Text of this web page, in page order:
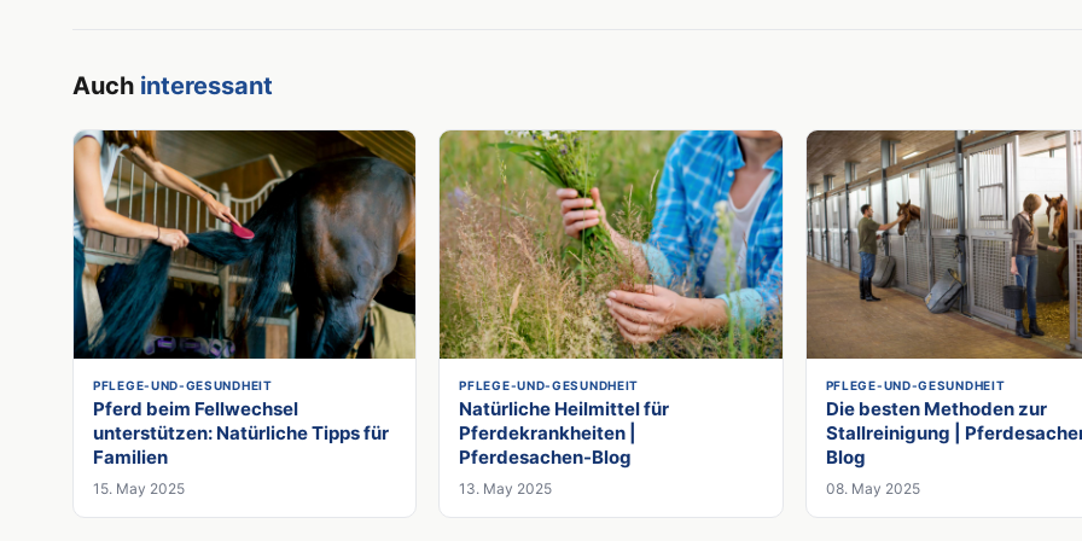
Auch interessant
PFLEGE-UND-GESUNDHEIT
Pferd beim Fellwechsel
unterstützen: Natürliche Tipps für
Familien
15. May 2025
PFLEGE-UND-GESUNDHEIT
Natürliche Heilmittel für
Pferdekrankheiten |
Pferdesachen-Blog
13. May 2025
PFLEGE-UND-GESUNDHEIT
Die besten Methoden zur
Stallreinigung |
Blog
08. May 2025